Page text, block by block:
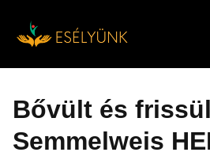
tartalomra
Bővült és
Semmelweis